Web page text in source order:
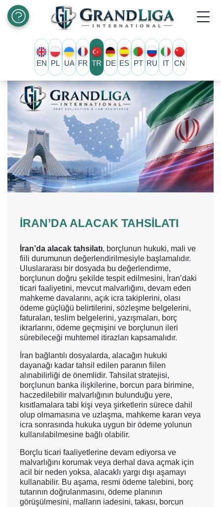
EN PL UA FR TR DE ES PT RU IT CN
İRAN’DA ALACAK TAHSILATI
İran’da alacak tahsilatı, borçlunun hukuki, mali ve
fiili durumunun değerlendirilmesiyle başlamalıdır.
Uluslararası bir dosyada bu değerlendirme,
borçlunun doğru şekilde tespit edilmesini, İran’daki
ticari faaliyetini, mevcut malvarlığını, devam eden
mahkeme davalarını, açık icra takiplerini, olası
ödeme güçlüğü belirtilerini, sözleşme belgelerini,
faturaları, teslim belgelerini, yazışmaları, borç
ikrarlarını, ödeme geçmişini ve borçlunun ileri
sürebileceği muhtemel itirazları kapsamalıdır.
İran bağlantılı dosyalarda, alacağın hukuki
dayanağı kadar tahsil edilen paranın fiilen
alınabilirliği de önemlidir. Tahsilat stratejisi,
borçlunun banka ilişkilerine, borcun para birimine,
haczedilebilir malvarlığının bulunduğu yere,
kısıtlamalara tabi kişi veya şirketlerin sürece dahil
olup olmamasına ve uzlaşma, mahkeme kararı veya
icra sonrasında hukuka uygun bir ödeme yolunun
kullanılabilmesine bağlı olabilir.
Borçlu ticari faaliyetlerine devam ediyorsa ve
malvarlığını korumak veya derhal dava açmak için
acil bir neden yoksa, alacaklı yargı dışı aşamayı
kullanabilir. Bu aşama, resmi ödeme talebini, borç
tutarının doğrulanmasını, ödeme planının
görüşülmesini, malların iadesini, takası, borcun